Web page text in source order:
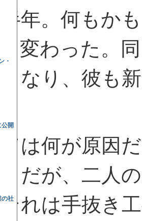
・
開
の社
年。何もか
も変わった。
くなり、彼も
は何が原因
とだが、二人
れは手抜き